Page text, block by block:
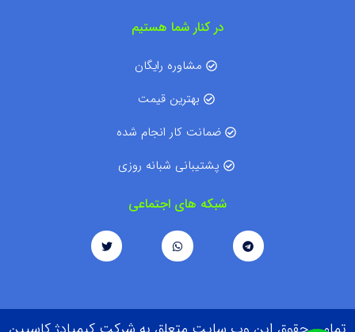
در کنار شما هستیم
مشاوره رایگان
بهترین قیمت
ضمانت کار انجام شده
پشتیبانی شبانه روزی
شبکه های اجتماعی